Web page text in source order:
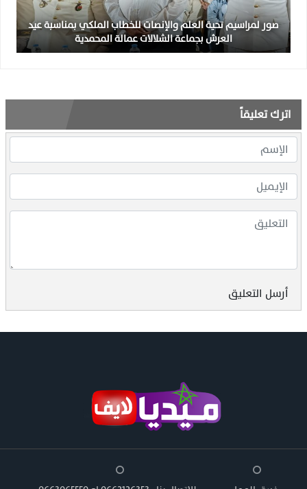
صور لمراسيم تحية العلم والإنصات للخطاب الملكي بمناسبة عيد
العرش بجماعة الشلالات عمالة المحمدية
اترك تعليقاً
أرسل التعليق